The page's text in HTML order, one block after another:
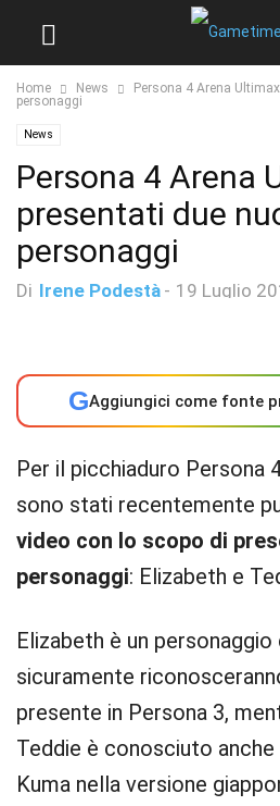
Home News
Persona 4 Arena
personaggi
News
Persona 4 Arena
presentati due
personaggi
Di Irene Podestà - 19 Luglio
GAggiungici come fonte
Per il picchiaduro Persona
sono stati recentemente
video con lo scopo di
personaggi: Elizabeth e
Elizabeth è un
sicuramente
presente in Persona 3,
Teddie è conosciuto
Kuma nella versione